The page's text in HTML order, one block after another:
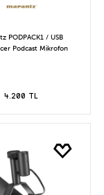
PODPACK1 / USB
Podcast Mikrofon
4.200 TL